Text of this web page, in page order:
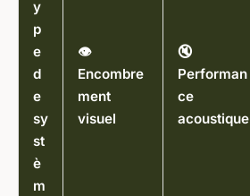
y
p
e
d
e
sy
st
è
m
👁️
Encombre
ment
visuel
🔇
Performan
ce
acoustique